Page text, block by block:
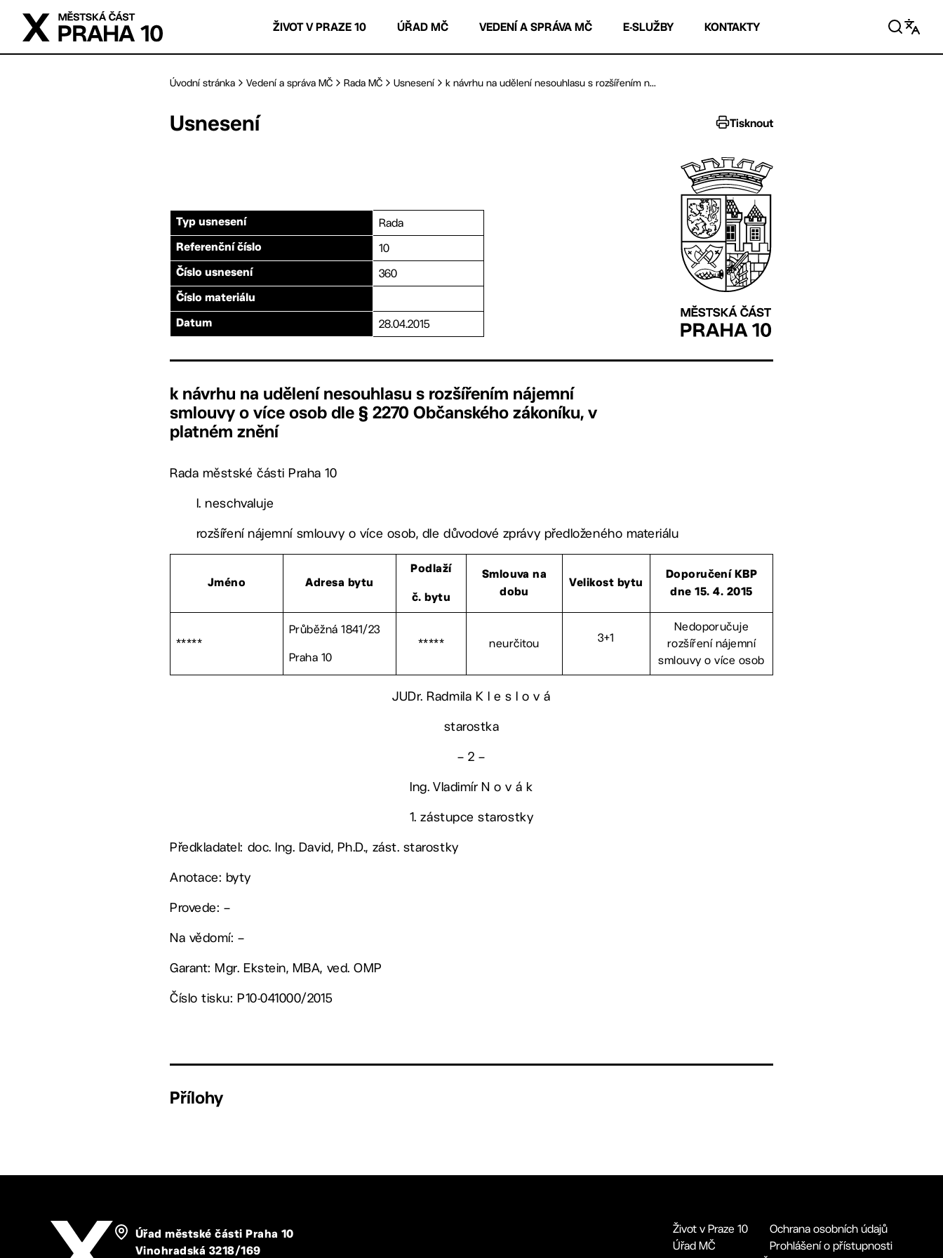
Přejít na hlavní obsah
ŽIVOT V PRAZE 10 ÚŘAD MČ VEDENÍ A SPRÁVA MČ E-SLUŽBY KONTAKTY
Úvodní stránka Vedení a správa MČ Rada MČ Usnesení k návrhu na udělení nesouhlasu s rozšířením n...
Usnesení Tisknout
Typ usnesení Rada
Referenční číslo 10
Číslo usnesení 360
Číslo materiálu
Datum 28.04.2015
k návrhu na udělení nesouhlasu s rozšířením nájemní
smlouvy o více osob dle § 2270 Občanského zákoníku, v
platném znění
Rada městské části Praha 10
I. neschvaluje
rozšíření nájemní smlouvy o více osob, dle důvodové zprávy předloženého materiálu
Jméno Adresa bytu
Podlaží
č. bytu
Smlouva na
dobu
Velikost bytu
Doporučení KBP
dne 15. 4. 2015
*****
Průběžná 1841/23
Praha 10
***** neurčitou 3+1
Nedoporučuje
rozšíření nájemní
smlouvy o více osob
JUDr. Radmila K l e s l o v á
starostka
– 2 –
Ing. Vladimír N o v á k
1. zástupce starostky
Předkladatel: doc. Ing. David, Ph.D., zást. starostky
Anotace: byty
Provede: –
Na vědomí: –
Garant: Mgr. Ekstein, MBA, ved. OMP
Číslo tisku: P10-041000/2015
Přílohy
Úřad městské části Praha 10
Vinohradská 3218/169
Život v Praze 10
Úřad MČ
Ochrana osobních údajů
Prohlášení o přístupnosti